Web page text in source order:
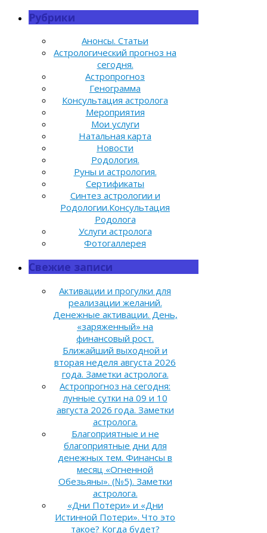
Рубрики
Анонсы. Статьи
Астрологический прогноз на
сегодня.
Астропрогноз
Генограмма
Консультация астролога
Мероприятия
Мои услуги
Натальная карта
Новости
Родология.
Руны и астрология.
Сертификаты
Синтез астрологии и
Родологии.Консультация
Родолога
Услуги астролога
Фотогаллерея
Свежие записи
Активации и прогулки для
реализации желаний.
Денежные активации. День,
«заряженный» на
финансовый рост.
Ближайший выходной и
вторая неделя августа 2026
года. Заметки астролога.
Астропрогноз на сегодня:
лунные сутки на 09 и 10
августа 2026 года. Заметки
астролога.
Благоприятные и не
благоприятные дни для
денежных тем. Финансы в
месяц «Огненной
Обезьяны». (№5). Заметки
астролога.
«Дни Потери» и «Дни
Истинной Потери». Что это
такое? Когда будет?